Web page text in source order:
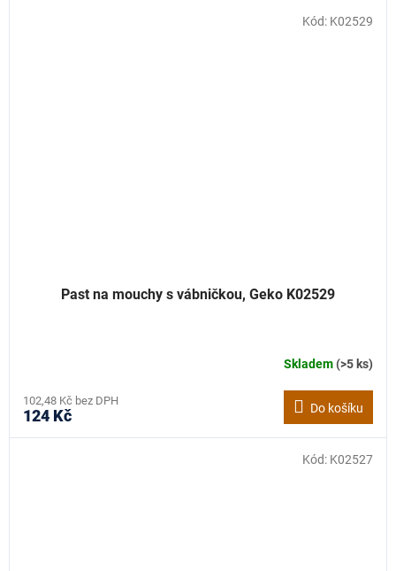
Past na mouchy s vábničkou, Geko K02529
Skladem(>5 ks)
102,48 Kč bez DPH
124 Kč Do košíku
Kód: K02529
Kód: K02527